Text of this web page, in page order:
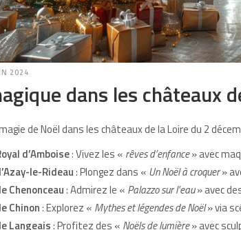
2024
dans les châteaux
de Noël dans les châteaux de la Loire du 2
d’Amboise: Vivez les « rêves d’enfance» avec
le-Rideau: Plongez dans « Un Noël à croquer»
Chenonceau: Admirez le « Palazzo sur l’eau» avec
Chinon: Explorez « Mythes et légendes de Noël» via
Langeais: Profitez des « Noëls de lumière» avec